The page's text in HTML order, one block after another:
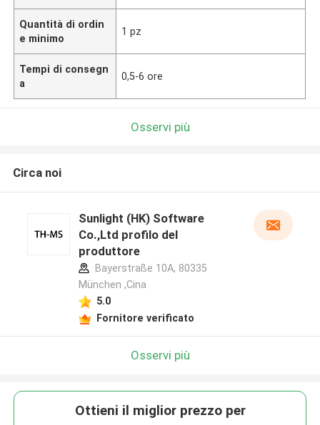
Quantità di ordin
e minimo
1 pz
Tempi di consegn
a
0,5-6 ore
Osservi più
Circa noi
Sunlight (HK) Software
Co.,Ltd profilo del
produttore
Bayerstraße 10A, 80335
München ,Cina
5.0
Fornitore verificato
Osservi più
Ottieni il miglior prezzo per